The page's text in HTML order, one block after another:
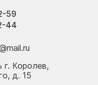
44
59
г. Королев,
д. 15